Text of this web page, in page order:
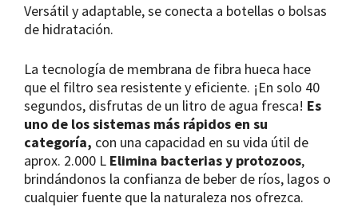
Versátil y adaptable, se conecta a botellas o bolsas
de hidratación.
La tecnología de membrana de fibra hueca hace
que el filtro sea resistente y eficiente. ¡En solo 40
segundos, disfrutas de un litro de agua fresca! Es
uno de los sistemas más rápidos en su
categoría, con una capacidad en su vida útil de
aprox. 2.000 L Elimina bacterias y protozoos,
brindándonos la confianza de beber de ríos, lagos o
cualquier fuente que la naturaleza nos ofrezca.